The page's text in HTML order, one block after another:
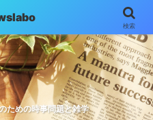
ための時事問題と雑学
検索